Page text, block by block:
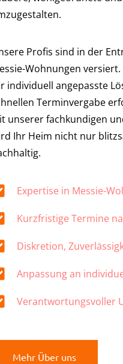
Profis sind in der
Wohnungen
individuell angepasste
Terminvergabe
unserer fachkundigen
Ihr Heim nicht nur
Expertise in Messie-
Kurzfristige Termine
Diskretion,
Anpassung an
Verantwortungsvoller
Mehr Über uns